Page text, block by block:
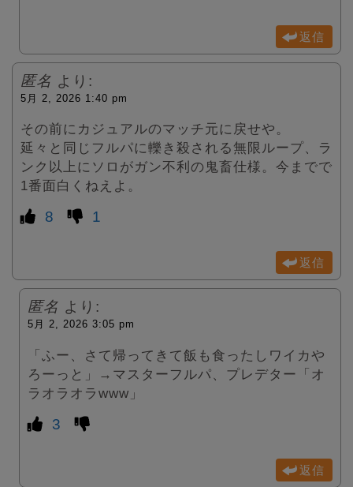
返信
匿名 より:
5月 2, 2026 1:40 pm
その前にカジュアルのマッチ元に戻せや。
延々と同じフルパに轢き殺される無限ループ、ラ
ンク以上にソロがガン不利の鬼畜仕様。今までで
1番面白くねえよ。
8 1
返信
匿名 より:
5月 2, 2026 3:05 pm
「ふー、さて帰ってきて飯も食ったしワイカや
ろーっと」→マスターフルパ、プレデター「オ
ラオラオラwww」
3
返信